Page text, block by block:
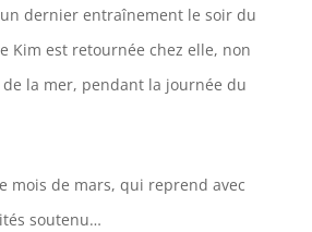
dernier entraînement le soir du
Kim est retournée chez elle, non
la mer, pendant la journée du
mois de mars, qui reprend avec
soutenu…